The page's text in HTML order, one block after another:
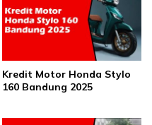
Kredit Motor Honda Stylo
160 Bandung 2025